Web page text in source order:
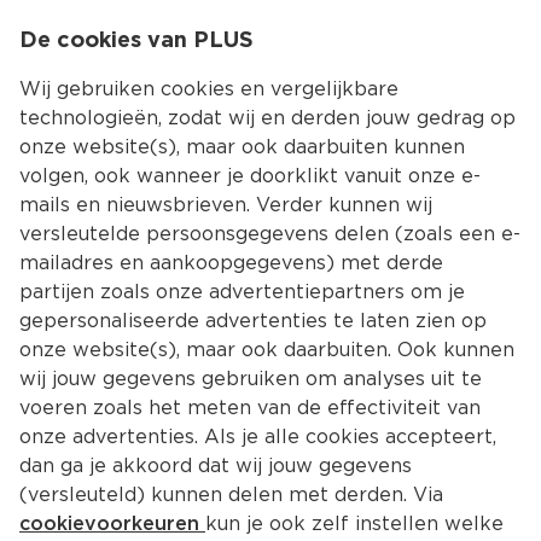
Kies jouw
Terug Producten
De cookies van PLUS
Wij gebruiken cookies en vergelijkbare
technologieën, zodat wij en derden jouw gedrag op
onze website(s), maar ook daarbuiten kunnen
volgen, ook wanneer je doorklikt vanuit onze e-
mails en nieuwsbrieven. Verder kunnen wij
versleutelde persoonsgegevens delen (zoals een e-
mailadres en aankoopgegevens) met derde
partijen zoals onze advertentiepartners om je
gepersonaliseerde advertenties te laten zien op
onze website(s), maar ook daarbuiten. Ook kunnen
wij jouw gegevens gebruiken om analyses uit te
voeren zoals het meten van de effectiviteit van
onze advertenties. Als je alle cookies accepteert,
dan ga je akkoord dat wij jouw gegevens
(versleuteld) kunnen delen met derden. Via
cookievoorkeuren kun je ook zelf instellen welke